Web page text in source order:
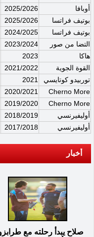
أوبافا
2025/2026
بوتيف فراتسا
2025/2026
بوتيف فراتسا
2024/2025
التضا من صور
2023/2024
هاكا
2023
القوة الجوية
2021/2022
توربيدو كوتايسي
2021
Cherno More
2020/2021
Cherno More
2019/2020
أوليفيرنسي
2018/2019
أوليفيرنسي
2017/2018
أخبار
صلاح يبدأ رحلته مع